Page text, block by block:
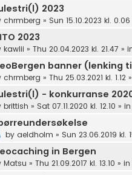
2023
chrmberg » Sun 15.10.2023 kl. 0.06
2023
kawlii » Thu 20.04.2023 kl. 21.47 »
banner (lenking
chrmberg » Thu 25.03.2021 kl. 1.12
- konkurranse
brittish » Sat 07.11.2020 kl. 12.10 » in
by aeldholm » Sun 23.06.2019 kl.
in Bergen
Matsu » Thu 21.09.2017 kl. 13.10 » in